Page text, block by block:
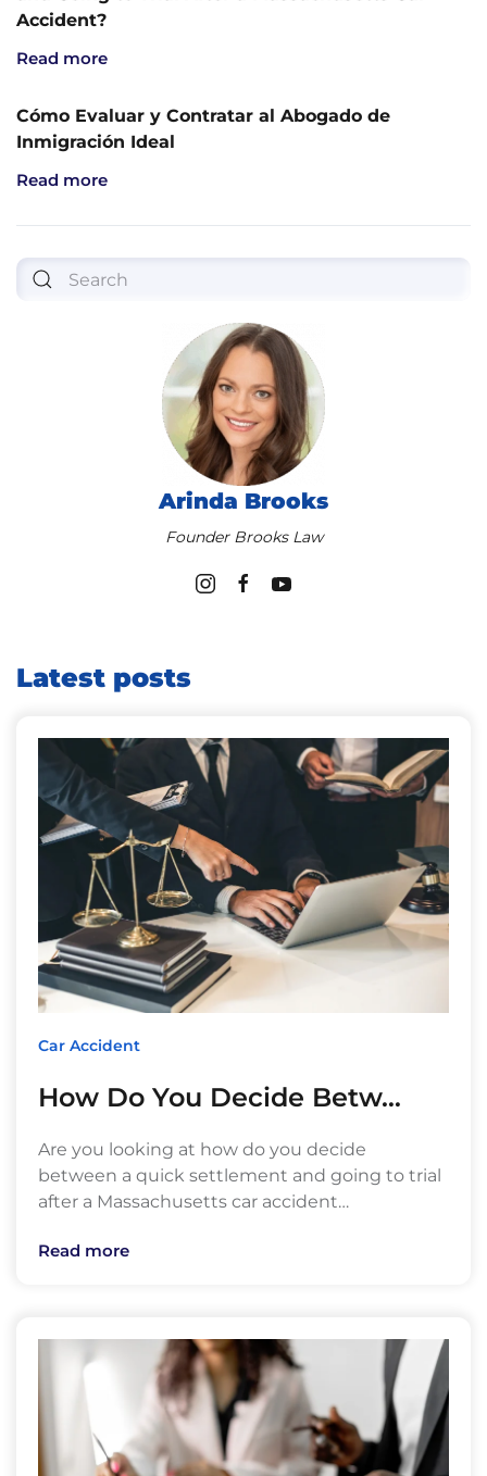
Arinda Brooks
Founder Brooks Law
Accident?
Read more
Cómo Evaluar y Contratar al Abogado de
Inmigración Ideal
Read more
Latest posts
Car Accident
How Do You Decide Betw…
Are you looking at how do you decide
between a quick settlement and going to trial
after a Massachusetts car accident…
Read more